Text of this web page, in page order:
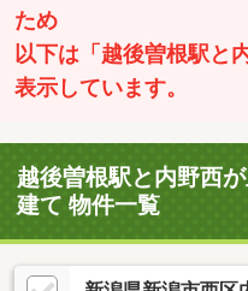
ため
以下は「越後曽根駅と
表示しています。
越後曽根駅と内野西
建て 物件一覧